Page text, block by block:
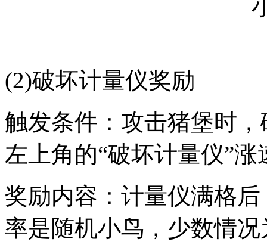
(2)破坏计量仪奖励
触发条件：攻击猪堡时
左上角的“破坏计量仪”涨
奖励内容：计量仪满格
率是随机小鸟，少数情